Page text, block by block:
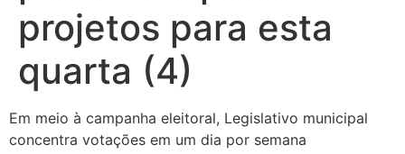
projetos para esta
quarta (4)
Em meio à campanha eleitoral, Legislativo municipal
concentra votações em um dia por semana